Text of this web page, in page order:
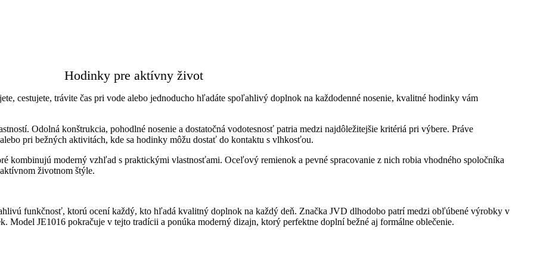
Hodinky pre aktívny život
cestujete, trávite čas pri vode alebo jednoducho hľadáte spoľahlivý doplnok na každodenné nosenie, kvalitné hodinky vám
Odolná konštrukcia, pohodlné nosenie a dostatočná vodotesnosť patria medzi najdôležitejšie kritériá pri výbere. Práve
pri bežných aktivitách, kde sa hodinky môžu dostať do kontaktu s vlhkosťou.
kombinujú moderný vzhľad s praktickými vlastnosťami. Oceľový remienok a pevné spracovanie z nich robia vhodného spoločníka
životnom štýle.
funkčnosť, ktorú ocení každý, kto hľadá kvalitný doplnok na každý deň. Značka JVD dlhodobo patrí medzi obľúbené výrobky v
Model JE1016 pokračuje v tejto tradícii a ponúka moderný dizajn, ktorý perfektne doplní bežné aj formálne oblečenie.